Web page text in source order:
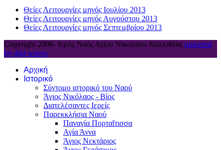
Θείες Λειτουργίες μηνός Ιουλίου 2013
Θείες Λειτουργίες μηνός Αυγούστου 2013
Θείες Λειτουργίες μηνός Σεπτεμβρίου 2013
Copyright 2006- Ιερός Ναός Αγίου Νικολάου Καλλιθέας powered
by digi waves
Αρχική
Ιστορικό
Σύντομο ιστορικό του Ναού
Άγιος Νικόλαος - Βίος
Διατελέσαντες Ιερείς
Παρεκκλήσια Ναού
Παναγία Πορταΐτισσα
Αγία Άννα
Άγιος Νεκτάριος